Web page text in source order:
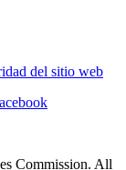
del sitio web
Commission. All